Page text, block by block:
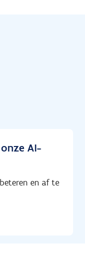
AI-
en af te